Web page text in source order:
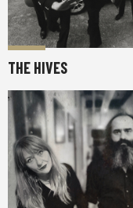
THE HIVES